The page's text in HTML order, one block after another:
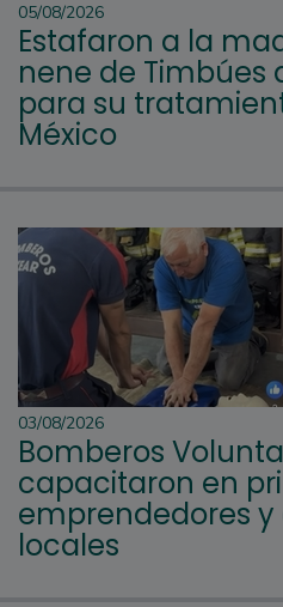
05/08/2026
Estafaron a la
nene de Timbúes
para su
México
03/08/2026
Bomberos
capacitaron en
emprendedores y
locales